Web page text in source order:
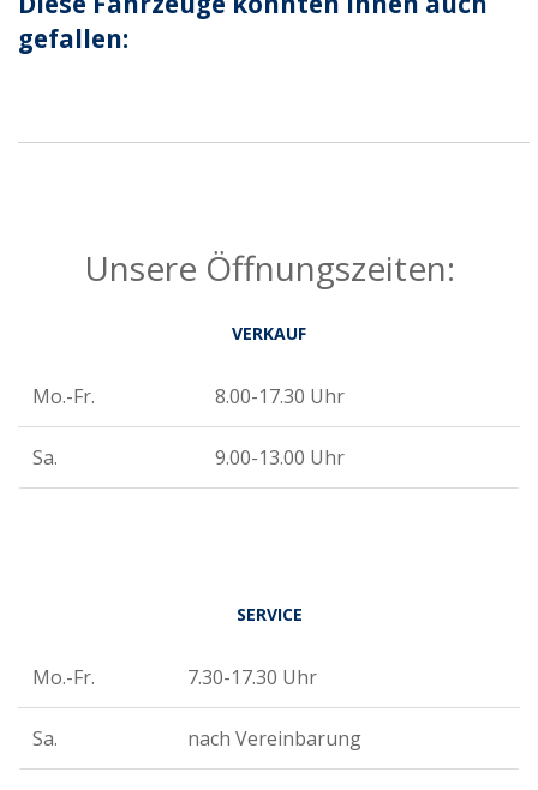
gefallen:
Unsere Öffnungszeiten:
VERKAUF
Mo.-Fr. 8.00-17.30 Uhr
Sa. 9.00-13.00 Uhr
SERVICE
Mo.-Fr. 7.30-17.30 Uhr
Sa. nach Vereinbarung